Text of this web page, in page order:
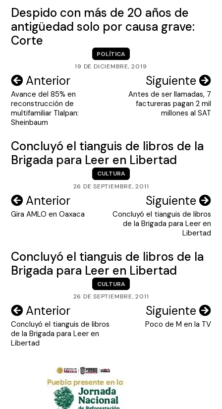
Despido con más de 20 años de
antigüedad solo por causa grave:
Corte
POLÍTICA
19 DE DICIEMBRE, 2019
Navegación
de
entradas
Anterior
Avance del 85% en
reconstrucción de
multifamiliar Tlalpan:
Sheinbaum
Siguiente
Antes de ser llamadas, 7
factureras pagan 2 mil
millones al SAT
Concluyó el tianguis de libros de la
Brigada para Leer en Libertad
CULTURA
26 DE SEPTIEMBRE, 2011
Navegación
de
Anterior
Gira AMLO en Oaxaca
Siguiente
Concluyó el tianguis de libros
de la Brigada para Leer en
Libertad
Concluyó el tianguis de libros de la
Brigada para Leer en Libertad
CULTURA
26 DE SEPTIEMBRE, 2011
Navegación
de
entradas
Anterior
Concluyó el tianguis de libros
de la Brigada para Leer en
Libertad
Siguiente
Poco de M en la TV